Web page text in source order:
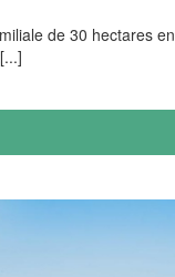
de 30 hectares